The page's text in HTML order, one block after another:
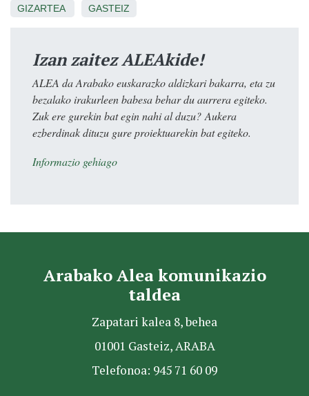
GIZARTEA GASTEIZ
Izan zaitez ALEAkide!
ALEA da Arabako euskarazko aldizkari bakarra, eta zu
bezalako irakurleen babesa behar du aurrera egiteko.
Zuk ere gurekin bat egin nahi al duzu? Aukera
ezberdinak dituzu gure proiektuarekin bat egiteko.
Informazio gehiago
Arabako Alea komunikazio
taldea
Zapatari kalea 8, behea
01001 Gasteiz, ARABA
Telefonoa: 945 71 60 09